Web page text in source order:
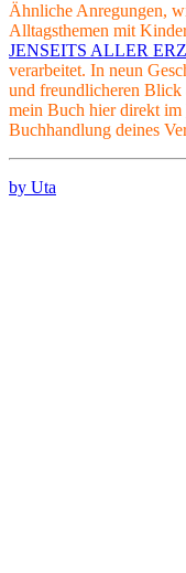
Ähnliche Anregungen,
Alltagsthemen mit
JENSEITS ALLER
verarbeitet. In neun
und freundlicheren
mein Buch hier direkt im
Buchhandlung deines
by Uta